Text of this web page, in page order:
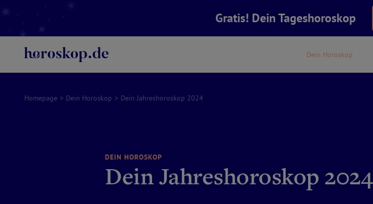
Dein Horoskop
Gratis! Dein Tageshoroskop
Homepage > Dein Horoskop > Dein Jahreshoroskop 2024
DEIN HOROSKOP
Dein Jahreshoroskop 2024